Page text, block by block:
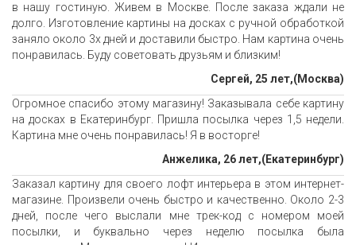
в нашу гостиную. Живем в Москве. После заказа ждали не
долго. Изготовление картины на досках с ручной обработкой
заняло около 3х дней и доставили быстро. Нам картина очень
понравилась. Буду советовать друзьям и близким!
Сергей, 25 лет,(Москва)
Огромное спасибо этому магазину! Заказывала себе картину
на досках в Екатеринбург. Пришла посылка через 1,5 недели.
Картина мне очень понравилась! Я в восторге!
Анжелика, 26 лет,(Екатеринбург)
Заказал картину для своего лофт интерьера в этом интернет-
магазине. Произвели очень быстро и качественно. Около 2-3
дней, после чего выслали мне трек-код с номером моей
посылки, и буквально через неделю посылка была